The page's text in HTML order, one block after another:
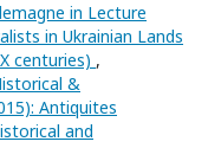
in Lecture
in Ukrainian Lands
centuries) ,
&
Antiquites
and